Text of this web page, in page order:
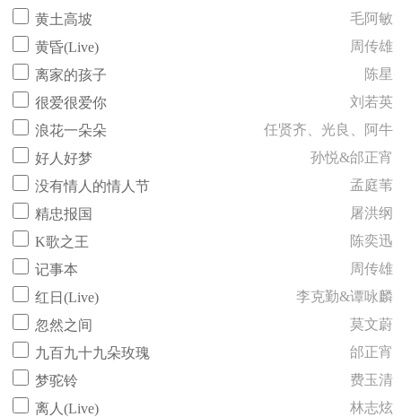
黄土高坡
毛阿敏
黄昏(Live)
周传雄
离家的孩子
陈星
很爱很爱你
刘若英
浪花一朵朵
任贤齐、光良、阿牛
好人好梦
孙悦&邰正宵
没有情人的情人节
孟庭苇
精忠报国
屠洪纲
K歌之王
陈奕迅
记事本
周传雄
红日(Live)
李克勤&谭咏麟
忽然之间
莫文蔚
九百九十九朵玫瑰
邰正宵
梦驼铃
费玉清
离人(Live)
林志炫